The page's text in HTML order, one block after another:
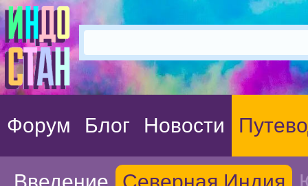
Форум Блог Новости